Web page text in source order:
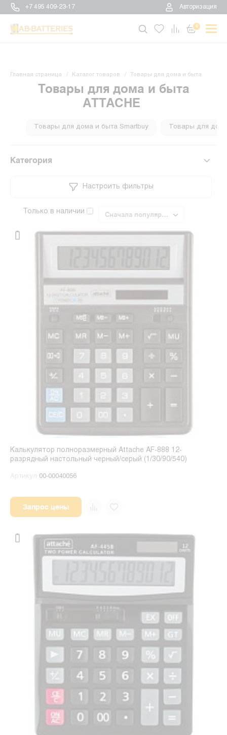
+7 495 409-23-17 Авторизация
0
Главная страница Каталог товаров Товары для дома и быта
Товары для дома и быта
ATTACHE
Товары для дома и быта Smartbuy Товары для
Категория
Настроить фильтры
Только в наличии Сначала популярные
Калькулятор полноразмерный Attache AF-888 12-
разрядный настольный черный/серый (1/30/90/540)
Артикул 00-00040056
Запрос цены